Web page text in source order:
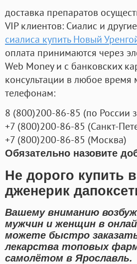
доставка препаратов
VIP клиентов: Сиалис и
сиалиса купить Новый
оплата принимаются через
Web Money и с банковских
консультации в любое время
телефонам:
8 (800)200-86-85 (по России
+7 (800)200-86-85 (Санкт-
+7 (800)200-86-85 (Москва)
Обязательно назовите
Не дорого купить
дженерик
Вашему вниманию
мужчин и женщин в
можете быстро
лекарства топовых
самолётом в Ярославль.